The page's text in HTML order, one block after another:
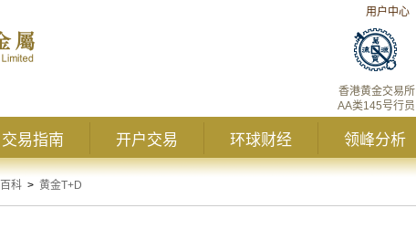
用户中心
香港黄金交易所
AA类145号行员
交易指南 开户交易 环球财经 领峰分析
科 > 黄金T+D